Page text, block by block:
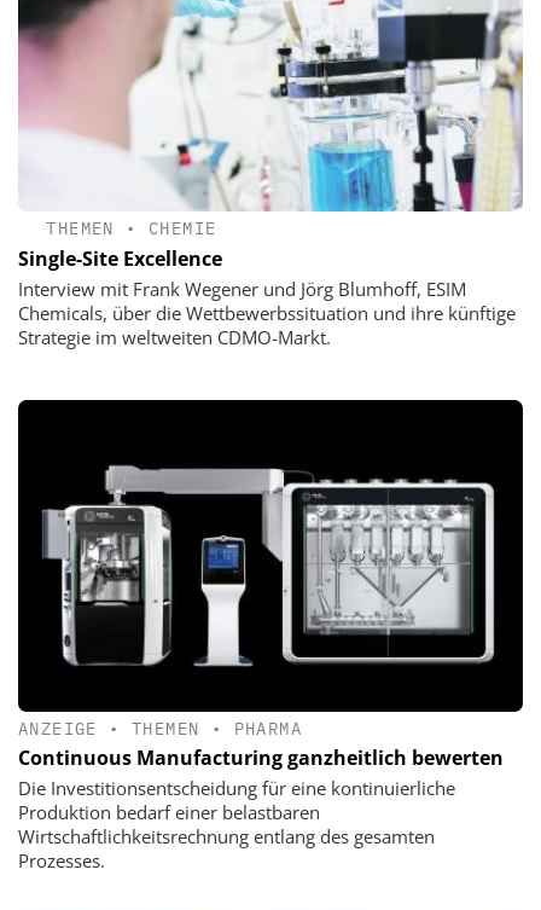
THEMEN • CHEMIE
Single-Site Excellence
Interview mit Frank Wegener und Jörg Blumhoff, ESIM
Chemicals, über die Wettbewerbssituation und ihre künftige
Strategie im weltweiten CDMO-Markt.
ANZEIGE •THEMEN • PHARMA
Continuous Manufacturing ganzheitlich bewerten
Die Investitionsentscheidung für eine kontinuierliche
Produktion bedarf einer belastbaren
Wirtschaftlichkeitsrechnung entlang des gesamten
Prozesses.